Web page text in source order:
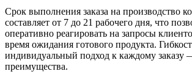
Срок выполнения заказа на производство
составляет от 7 до 21 рабочего дня, что
оперативно реагировать на запросы
время ожидания готового продукта.
индивидуальный подход к каждому
преимущества.